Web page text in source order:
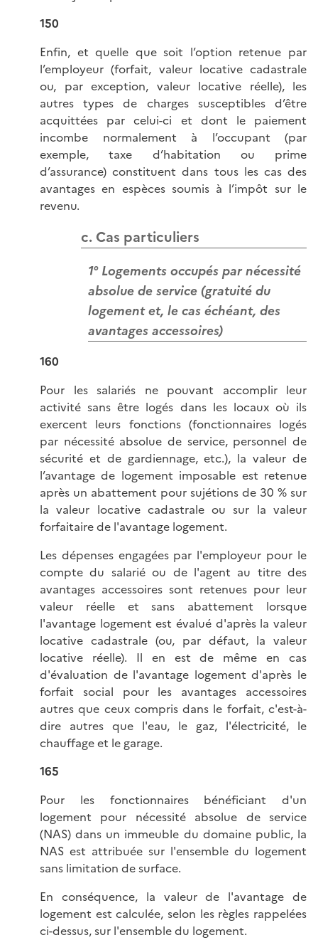
150
Enfin, et quelle que soit l’option retenue par
l’employeur (forfait, valeur locative cadastrale
ou, par exception, valeur locative réelle), les
autres types de charges susceptibles d’être
acquittées par celui-ci et dont le paiement
incombe normalement à l’occupant (par
exemple, taxe d’habitation ou prime
d’assurance) constituent dans tous les cas des
avantages en espèces soumis à l’impôt sur le
revenu.
c. Cas particuliers
1° Logements occupés par nécessité
absolue de service (gratuité du
logement et, le cas échéant, des
avantages accessoires)
160
Pour les salariés ne pouvant accomplir leur
activité sans être logés dans les locaux où ils
exercent leurs fonctions (fonctionnaires logés
par nécessité absolue de service, personnel de
sécurité et de gardiennage, etc.), la valeur de
l’avantage de logement imposable est retenue
après un abattement pour sujétions de 30 % sur
la valeur locative cadastrale ou sur la valeur
forfaitaire de l'avantage logement.
Les dépenses engagées par l'employeur pour le
compte du salarié ou de l'agent au titre des
avantages accessoires sont retenues pour leur
valeur réelle et sans abattement lorsque
l'avantage logement est évalué d'après la valeur
locative cadastrale (ou, par défaut, la valeur
locative réelle). Il en est de même en cas
d'évaluation de l'avantage logement d'après le
forfait social pour les avantages accessoires
autres que ceux compris dans le forfait, c'est-à-
dire autres que l'eau, le gaz, l'électricité, le
chauffage et le garage.
165
Pour les fonctionnaires bénéficiant d'un
logement pour nécessité absolue de service
(NAS) dans un immeuble du domaine public, la
NAS est attribuée sur l'ensemble du logement
sans limitation de surface.
En conséquence, la valeur de l'avantage de
logement est calculée, selon les règles rappelées
ci-dessus, sur l'ensemble du logement.